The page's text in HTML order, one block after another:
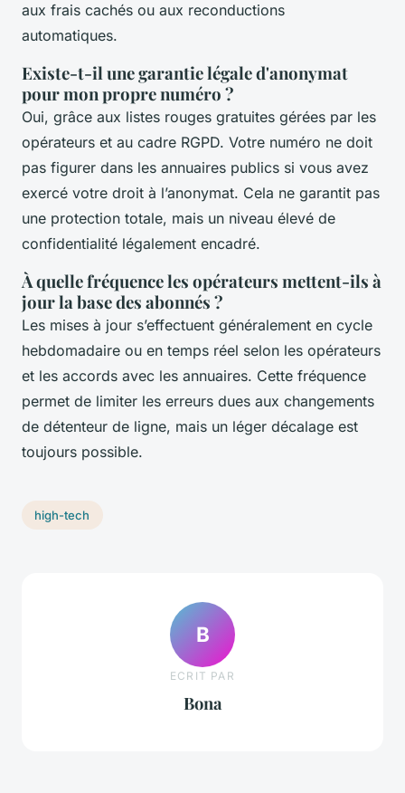
aux frais cachés ou aux reconductions
automatiques.
Existe-t-il une garantie légale d'anonymat
pour mon propre numéro ?
Oui, grâce aux listes rouges gratuites gérées par les
opérateurs et au cadre RGPD. Votre numéro ne doit
pas figurer dans les annuaires publics si vous avez
exercé votre droit à l’anonymat. Cela ne garantit pas
une protection totale, mais un niveau élevé de
confidentialité légalement encadré.
À quelle fréquence les opérateurs mettent-ils à
jour la base des abonnés ?
Les mises à jour s’effectuent généralement en cycle
hebdomadaire ou en temps réel selon les opérateurs
et les accords avec les annuaires. Cette fréquence
permet de limiter les erreurs dues aux changements
de détenteur de ligne, mais un léger décalage est
toujours possible.
high-tech
B
ECRIT PAR
Bona